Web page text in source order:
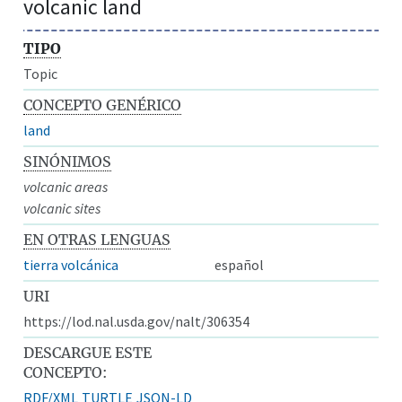
volcanic land
TIPO
Topic
CONCEPTO GENÉRICO
land
SINÓNIMOS
volcanic areas
volcanic sites
EN OTRAS LENGUAS
tierra volcánica
español
URI
https://lod.nal.usda.gov/nalt/306354
DESCARGUE ESTE
CONCEPTO:
RDF/XML TURTLE JSON-LD